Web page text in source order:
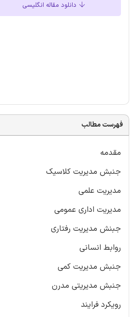
دانلود مقاله انگلیسی
فهرست مطالب
مقدمه
جنبش مدیریت کلاسیک
مدیریت علمی
مدیریت اداری عمومی
جبنش مدیریت رفتاری
روابط انسانی
جنبش مدیریت کمی
جنبش مدیریتی مدرن
رویکرد فرایند